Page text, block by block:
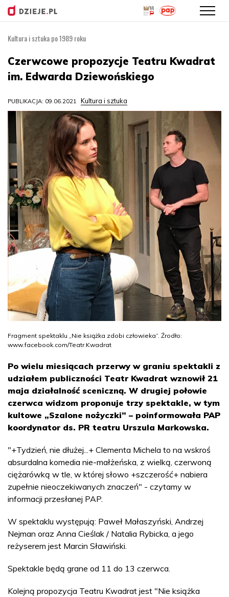
treści
Kultura i sztuka po 1989 roku
Czerwcowe propozycje Teatru Kwadrat
im. Edwarda Dziewońskiego
PUBLIKACJA: 09.06.2021 Kultura i sztuka
Fragment spektaklu „Nie książka zdobi człowieka”. Źrodło:
www.facebook.com/Teatr.Kwadrat
Po wielu miesiącach przerwy w graniu spektakli z
udziałem publiczności Teatr Kwadrat wznowił 21
maja działalność sceniczną. W drugiej połowie
czerwca widzom proponuje trzy spektakle, w tym
kultowe „Szalone nożyczki” – poinformowała PAP
koordynator ds. PR teatru Urszula Markowska.
"+Tydzień, nie dłużej...+ Clementa Michela to na wskroś
absurdalna komedia nie-małżeńska, z wielką, czerwoną
ciężarówką w tle, w której słowo +szczerość+ nabiera
zupełnie nieoczekiwanych znaczeń" - czytamy w
informacji przesłanej PAP.
W spektaklu występują: Paweł Małaszyński, Andrzej
Nejman oraz Anna Cieślak / Natalia Rybicka, a jego
reżyserem jest Marcin Sławiński.
Spektakle będą grane od 11 do 13 czerwca.
Kolejną propozycja Teatru Kwadrat jest "Nie książka